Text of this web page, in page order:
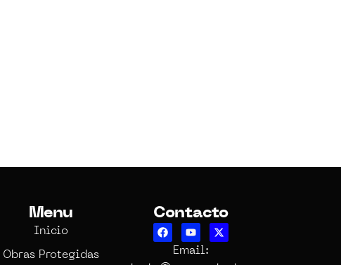
Menu
Inicio
Obras Protegidas
Contacto
Email: